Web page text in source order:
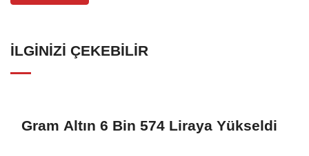
İLGINIZI ÇEKEBILIR
Gram Altın 6 Bin 574 Liraya Yükseldi